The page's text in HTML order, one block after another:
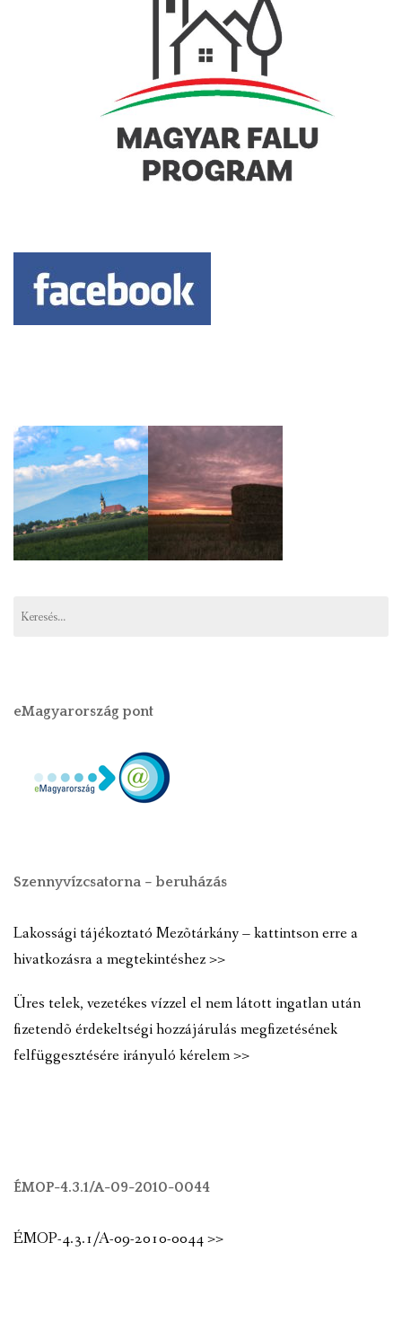
eMagyarország pont
Szennyvízcsatorna – beruházás
Lakossági tájékoztató Mezõtárkány – kattintson erre a
hivatkozásra a megtekintéshez >>
Üres telek, vezetékes vízzel el nem látott ingatlan után
fizetendõ érdekeltségi hozzájárulás megfizetésének
felfüggesztésére irányuló kérelem >>
ÉMOP-4.3.1/A-09-2010-0044
ÉMOP-4.3.1/A-09-2010-0044 >>